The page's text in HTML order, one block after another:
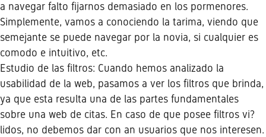
a navegar falto fijarnos demasiado en los pormenores.
Simplemente, vamos a conociendo la tarima, viendo que
semejante se puede navegar por la novia, si cualquier es
comodo e intuitivo, etc.
Estudio de las filtros: Cuando hemos analizado la
usabilidad de la web, pasamos a ver los filtros que brinda,
ya que esta resulta una de las partes fundamentales
sobre una web de citas. En caso de que posee filtros vi?
lidos, no debemos dar con an usuarios que nos interesen.